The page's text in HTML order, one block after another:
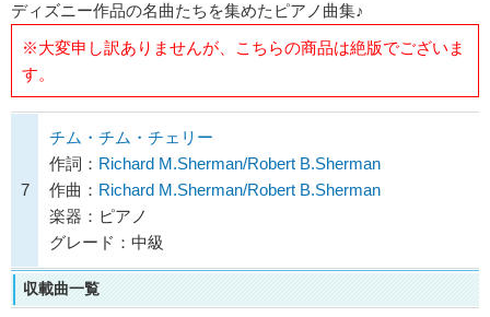
ディズニー作品の名曲たちを集めたピアノ曲集♪
※大変申し訳ありませんが、こちらの商品は絶版でございま
す。
7
チム・チム・チェリー
作詞： Richard M.Sherman/Robert B.Sherman
作曲： Richard M.Sherman/Robert B.Sherman
楽器：ピアノ
グレード：中級
収載曲一覧